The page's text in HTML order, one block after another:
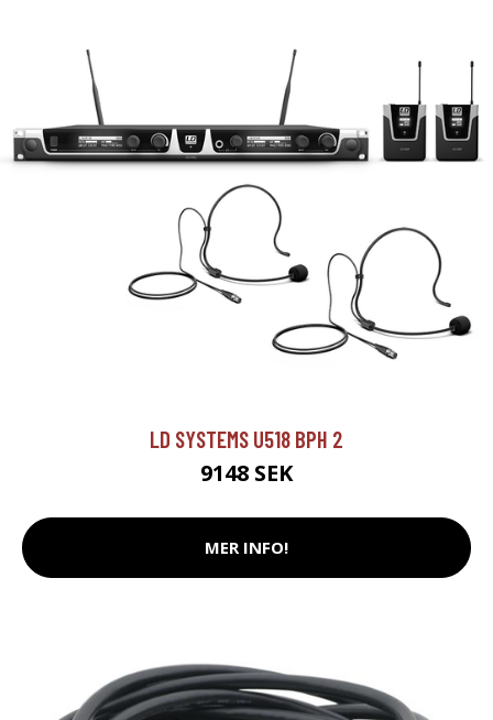
LD SYSTEMS U518 BPH 2
9148 SEK
MER INFO!